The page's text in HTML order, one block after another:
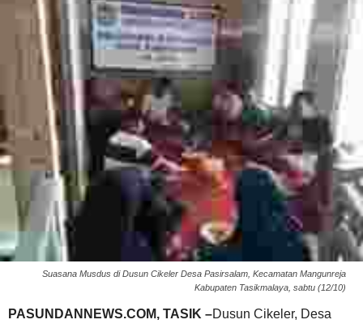
Suasana Musdus di Dusun Cikeler Desa Pasirsalam, Kecamatan Mangunreja
Kabupaten Tasikmalaya, sabtu (12/10)
PASUNDANNEWS.COM, TASIK –Dusun Cikeler, Desa